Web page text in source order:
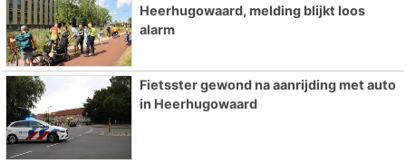
Heerhugowaard, melding blijkt loos
alarm
Fietsster gewond na aanrijding met auto
in Heerhugowaard